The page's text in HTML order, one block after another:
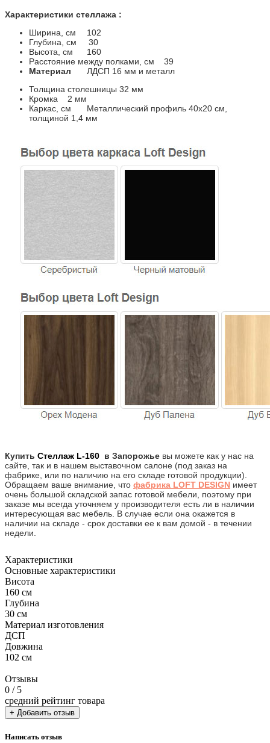
Характеристики стеллажа :
Ширина, см
102
Глубина, см 30
Высота, см
160
Расстояние между полками, см
39
Материал
ЛДСП 16 мм и металл
Толщина столешницы 32 мм
Кромка
2 мм
Каркас, см
Металлический профиль 40х20 см,
толщиной 1,4 мм
Купить Стеллаж L-160 в Запорожье вы можете как у нас на
сайте, так и в нашем выставочном салоне (под заказ на
фабрике, или по наличию на его складе готовой продукции).
Обращаем ваше внимание, что фабрика LOFT DESIGN имеет
очень большой складской запас готовой мебели, поэтому при
заказе мы всегда уточняем у производителя есть ли в наличии
интересующая вас мебель. В случае если она окажется в
наличии на складе - срок доставки ее к вам домой - в течении
недели.
Характеристики
Основные характеристики
Висота
160 см
Глубина
30 см
Материал изготовления
ДСП
Довжина
102 см
Отзывы
0 / 5
средний рейтинг товара
+ Добавить отзыв
Написать отзыв